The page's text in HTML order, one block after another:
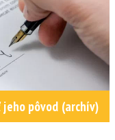
pôvod (archív)